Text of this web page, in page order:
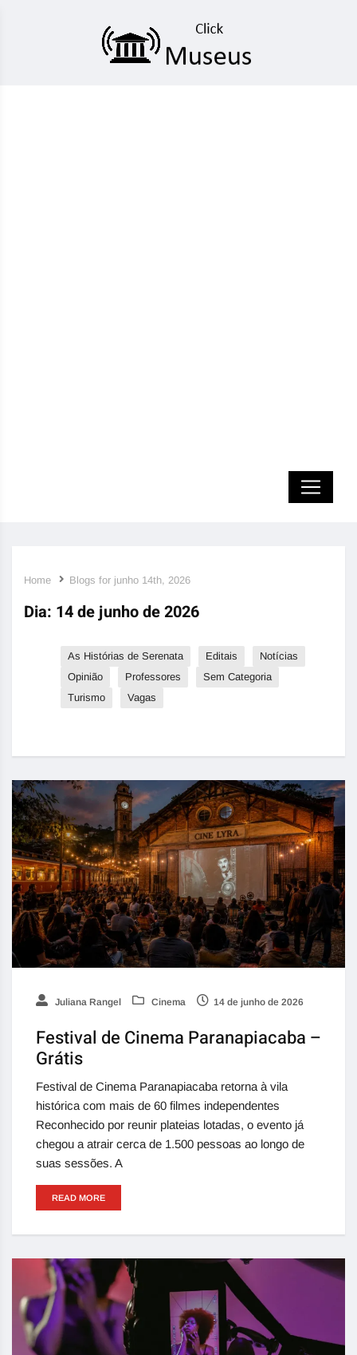
Home Blogs for junho 14th, 2026
Dia: 14 de junho de 2026
As Histórias de Serenata Editais
Notícias
Opinião
Professores
Sem Categoria
Turismo
Vagas
Juliana Rangel Cinema 14 de junho de 2026
Festival de Cinema Paranapiacaba –
Grátis
Festival de Cinema Paranapiacaba retorna à vila
histórica com mais de 60 filmes independentes
Reconhecido por reunir plateias lotadas, o evento já
chegou a atrair cerca de 1.500 pessoas ao longo de
suas sessões. A
READ MORE